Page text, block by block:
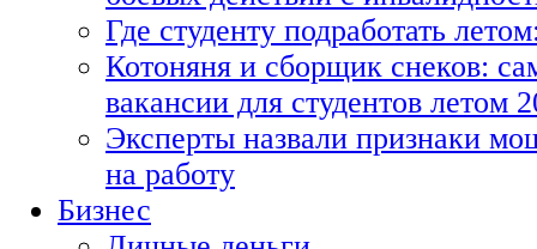
Где студенту подработать
Котоняня и сборщик снеков:
вакансии для студентов летом
Эксперты назвали признаки
на работу
Бизнес